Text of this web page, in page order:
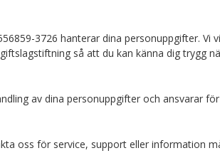
3726 hanterar dina personuppgifter.
så att du kan känna dig trygg
av dina personuppgifter och ansvarar
oss för service, support eller information